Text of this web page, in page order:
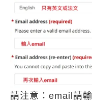
請注意：email請